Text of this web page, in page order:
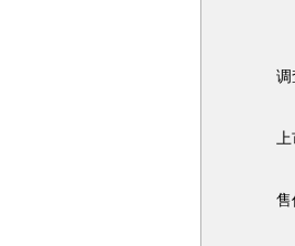
调
上市
售价